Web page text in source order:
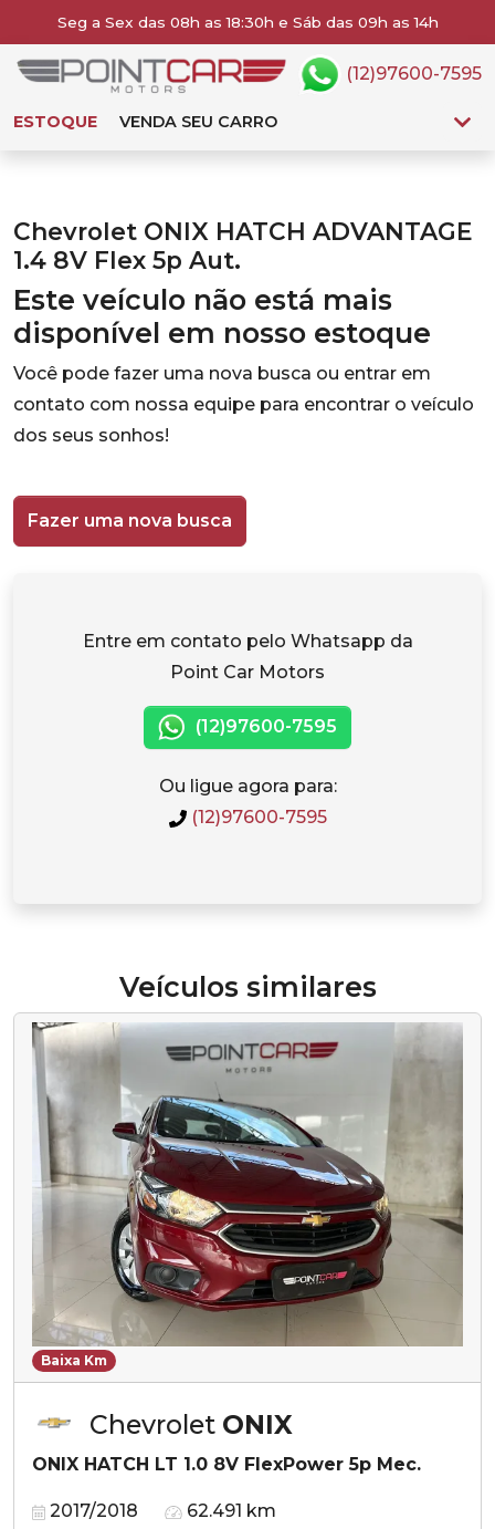
Seg a Sex das 08h as 18:30h e Sáb das 09h as 14h
ESTOQUE VENDA SEU CARRO
(12)97600-7595
Chevrolet ONIX HATCH ADVANTAGE
1.4 8V Flex 5p Aut.
Este veículo não está mais
disponível em nosso estoque
Você pode fazer uma nova busca ou entrar em
contato com nossa equipe para encontrar o veículo
dos seus sonhos!
Fazer uma nova busca
Entre em contato pelo Whatsapp da
Point Car Motors
(12)97600-7595
Ou ligue agora para:
(12)97600-7595
Veículos similares
Baixa Km
Chevrolet ONIX
ONIX HATCH LT 1.0 8V FlexPower 5p Mec.
2017/2018 62.491 km